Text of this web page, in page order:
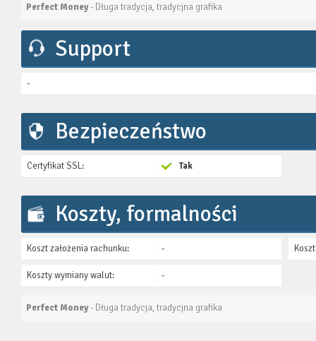
Perfect Money- Długa tradycja, tradycjna grafika
Support
-
Bezpieczeństwo
Certyfikat SSL: Tak
Koszty, formalności
Koszt założenia rachunku: -
Koszty wymiany walut: -
Perfect Money- Długa tradycja, tradycjna grafika